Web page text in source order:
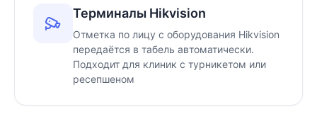
Терминалы Hikvision
Отметка по лицу с оборудования Hikvision
передаётся в табель автоматически.
Подходит для клиник с турникетом или
ресепшеном